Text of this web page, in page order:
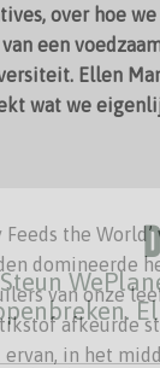
over hoe
een
Ellen
wat we
the World’
domineerde
van onze
afkeurde
in het
Steun